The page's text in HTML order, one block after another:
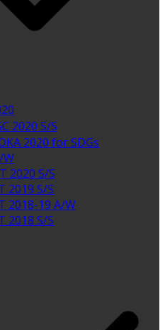
2020 S/S
2020 for SDGs
W
2020 S/S
2019 S/S
2018-19 A/W
2018 S/S